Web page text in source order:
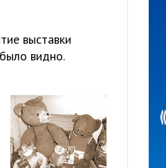
выставки
видно.